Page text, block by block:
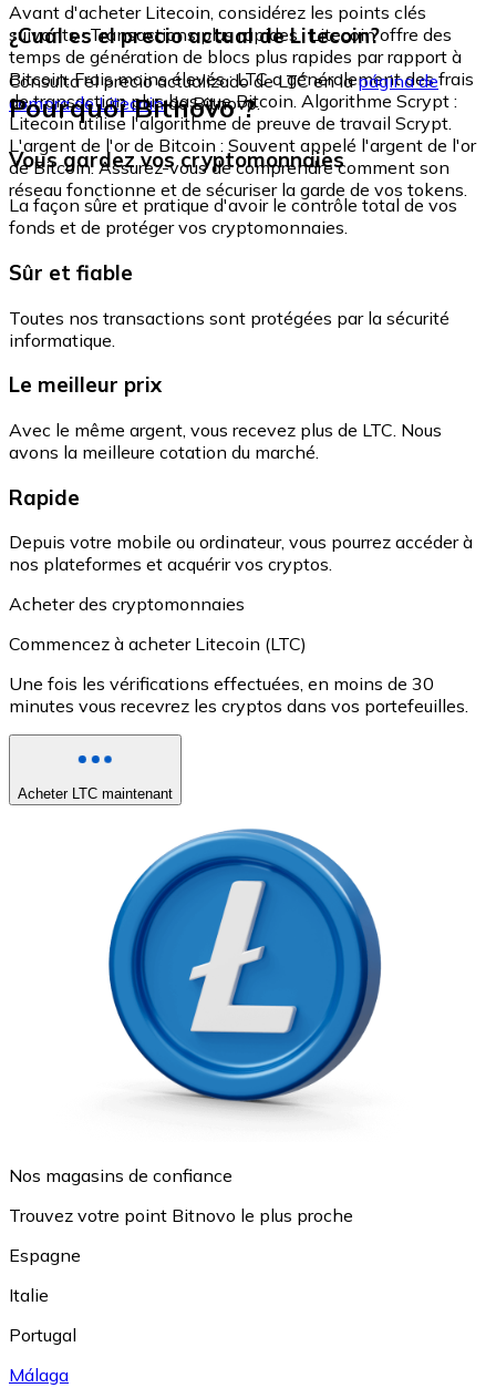
Avant d'acheter Litecoin, considérez les points clés
suivants : Transactions plus rapides : Litecoin offre des
temps de génération de blocs plus rapides par rapport à
Bitcoin. Frais moins élevés : LTC a généralement des frais
de transaction plus bas que Bitcoin. Algorithme Scrypt :
Litecoin utilise l'algorithme de preuve de travail Scrypt.
L'argent de l'or de Bitcoin : Souvent appelé l'argent de l'or
de Bitcoin. Assurez-vous de comprendre comment son
réseau fonctionne et de sécuriser la garde de vos tokens.
¿Cuál es el precio actual de Litecoin?
Consulta el precio actualizado de LTC en lapágina de
compra de Litecoinde Bitnovo.
Pourquoi Bitnovo ?
Vous gardez vos cryptomonnaies
La façon sûre et pratique d'avoir le contrôle total de vos
fonds et de protéger vos cryptomonnaies.
Sûr et fiable
Toutes nos transactions sont protégées par la sécurité
informatique.
Le meilleur prix
Avec le même argent, vous recevez plus de LTC. Nous
avons la meilleure cotation du marché.
Rapide
Depuis votre mobile ou ordinateur, vous pourrez accéder à
nos plateformes et acquérir vos cryptos.
Acheter des cryptomonnaies
Commencez à acheter Litecoin (LTC)
Une fois les vérifications effectuées, en moins de 30
minutes vous recevrez les cryptos dans vos portefeuilles.
Acheter LTC maintenant
Nos magasins de confiance
Trouvez votre point Bitnovo le plus proche
Espagne
Italie
Portugal
Málaga